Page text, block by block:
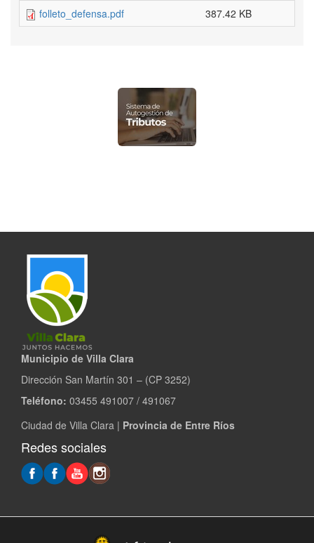
folleto_defensa.pdf 387.42 KB
Municipio de Villa Clara
Dirección San Martín 301 – (CP 3252)
Teléfono: 03455 491007 / 491067
Ciudad de Villa Clara | Provincia de Entre Ríos
Redes sociales